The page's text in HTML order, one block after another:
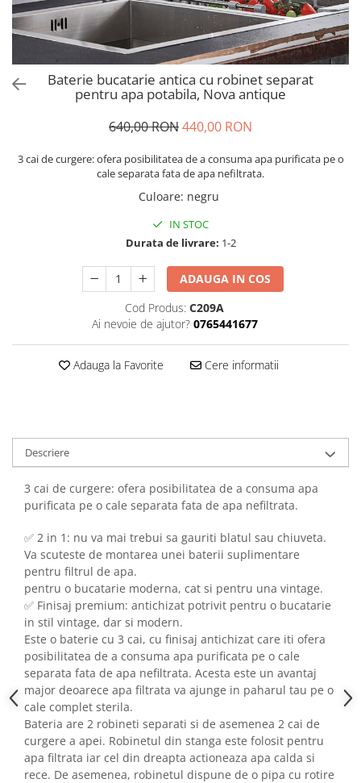
Baterie bucatarie antica cu robinet separat
pentru apa potabila, Nova antique
640,00 RON440,00 RON
3 cai de curgere: ofera posibilitatea de a consuma apa purificata pe o
cale separata fata de apa nefiltrata.
Culoare: negru
IN STOC
Durata de livrare: 1-2
ADAUGA IN COS
Cod Produs: C209A
Ai nevoie de ajutor? 0765441677
Adauga la Favorite Cere informatii
Descriere
3 cai de curgere: ofera posibilitatea de a consuma apa
purificata pe o cale separata fata de apa nefiltrata.
✅ 2 in 1: nu va mai trebui sa gauriti blatul sau chiuveta.
Va scuteste de montarea unei baterii suplimentare
pentru filtrul de apa.
pentru o bucatarie moderna, cat si pentru una vintage.
✅ Finisaj premium: antichizat potrivit pentru o bucatarie
in stil vintage, dar si modern.
Este o baterie cu 3 cai, cu finisaj antichizat care iti ofera
posibilitatea de a consuma apa purificata pe o cale
separata fata de apa nefiltrata. Acesta este un avantaj
major deoarece apa filtrata va ajunge in paharul tau pe o
cale complet sterila.
Bateria are 2 robineti separati si de asemenea 2 cai de
curgere a apei. Robinetul din stanga este folosit pentru
apa filtrata iar cel din dreapta actioneaza apa calda si
rece. De asemenea, robinetul dispune de o pipa cu rotire